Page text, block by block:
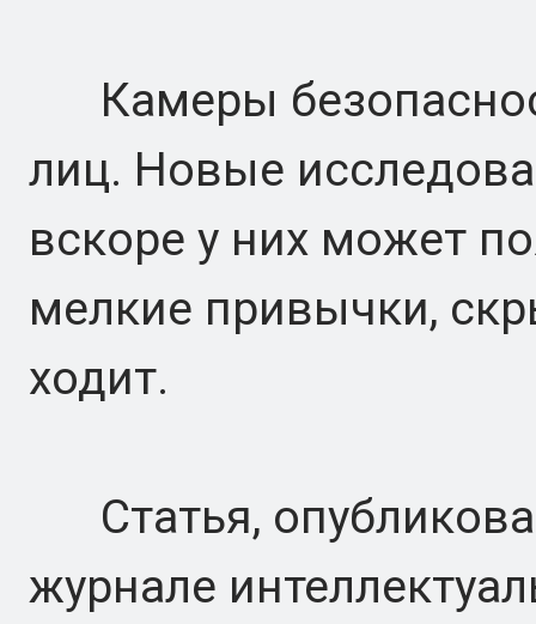
Камеры
лиц. Новые
вскоре у них может
мелкие привычки,
ходит.
Статья,
журнале